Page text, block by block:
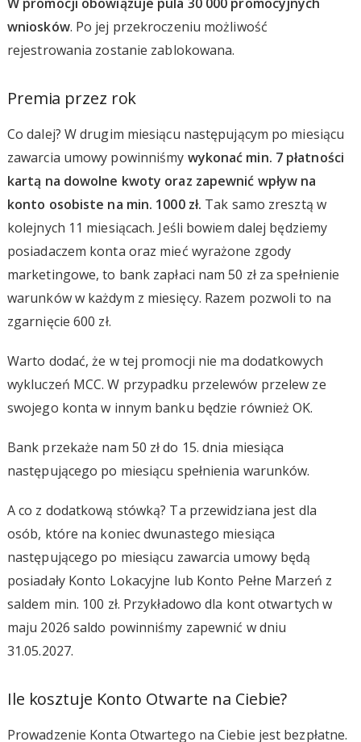
wniosków. Po jej przekroczeniu możliwość
rejestrowania zostanie zablokowana.
Premia przez rok
Co dalej? W drugim miesiącu następującym po miesiącu
zawarcia umowy powinniśmy wykonać min. 7 płatności
kartą na dowolne kwoty oraz zapewnić wpływ na
konto osobiste na min. 1000 zł. Tak samo zresztą w
kolejnych 11 miesiącach. Jeśli bowiem dalej będziemy
posiadaczem konta oraz mieć wyrażone zgody
marketingowe, to bank zapłaci nam 50 zł za spełnienie
warunków w każdym z miesięcy. Razem pozwoli to na
zgarnięcie 600 zł.
Warto dodać, że w tej promocji nie ma dodatkowych
wykluczeń MCC. W przypadku przelewów przelew ze
swojego konta w innym banku będzie również OK.
Bank przekaże nam 50 zł do 15. dnia miesiąca
następującego po miesiącu spełnienia warunków.
A co z dodatkową stówką? Ta przewidziana jest dla
osób, które na koniec dwunastego miesiąca
następującego po miesiącu zawarcia umowy będą
posiadały Konto Lokacyjne lub Konto Pełne Marzeń z
saldem min. 100 zł. Przykładowo dla kont otwartych w
maju 2026 saldo powinniśmy zapewnić w dniu
31.05.2027.
Ile kosztuje Konto Otwarte na Ciebie?
Prowadzenie Konta Otwartego na Ciebie jest bezpłatne.